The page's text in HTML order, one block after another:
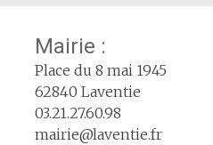
Mairie :
Place du 8 mai 1945
62840 Laventie
03.21.27.60.98
mairie@laventie.fr